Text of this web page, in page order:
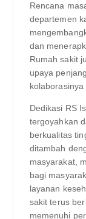
Rencana
departemen
dan
Rumah sakit
upaya
Dedikasi RS
tergoyahkan
berkualitas
ditambah
masyarakat,
bagi
layanan
sakit terus
memenuhi